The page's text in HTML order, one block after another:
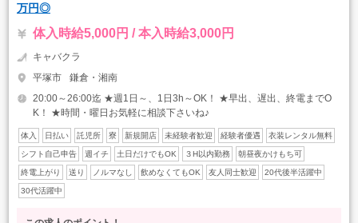
万円◎
体入時給5,000円 / 本入時給3,000円
キャバクラ
平塚市
鎌倉・湘南
20:00～26:00迄 ★週1日～、1日3h～OK！ ★早出、遅出、終電までO
K！ ★時間・曜日お気軽に相談下さいね♪
体入 日払い 託児所 寮 新規開店 未経験者歓迎 経験者優遇 衣装レンタル無料
シフト自己申告 週イチ 土日だけでもOK ３H以内勤務 朝昼夜かけもち可
終電上がり 送り ノルマなし 飲めなくてもOK 友人同士歓迎 20代後半活躍中
30代活躍中